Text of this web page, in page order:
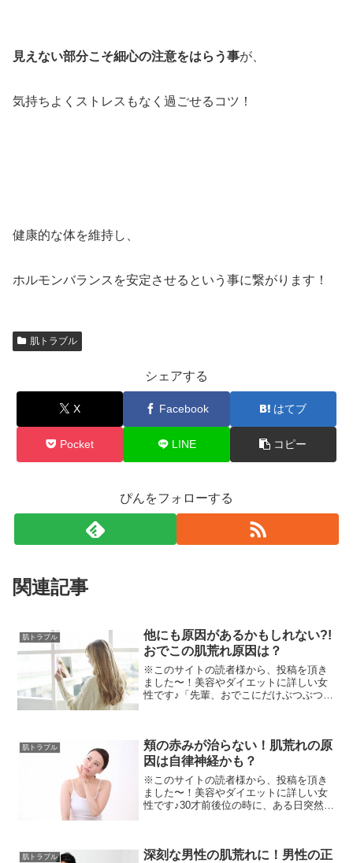
見えない部分こそ細心の注意をはらう事が、
気持ちよくストレスもなく過ごせるコツ！
健康的な体を維持し、
ホルモンバランスを安定させるという事に繋がります！
肌トラブル
シェアする
X Facebook はてブ
Pocket LINE コピー
ぴんをフォローする
関連記事
肌トラブル
他にも原因があるかもしれない?!
おでこの肌荒れ原因は？
※このサイトの読者様から、投稿を頂き
ました〜！美容やダイエットに詳しい女
性です♪「先輩、おでこにだけぶつぶつが
しまい、悩んでいる方...
肌トラブル
頬の赤みが治らない！肌荒れの原
因は自律神経かも？
※このサイトの読者様から、投稿を頂き
ました〜！美容やダイエットに詳しい女
性です♪30才前後位の時に、ある日突然、
のお手入れや、肌には...
肌トラブル
深刻な男性の肌荒れに！男性の正